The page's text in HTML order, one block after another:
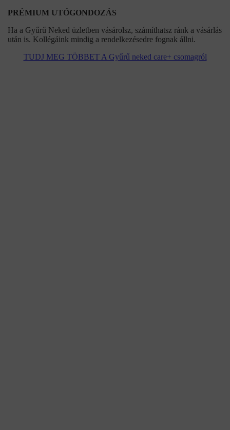
PRÉMIUM UTÓGONDOZÁS
Ha a Gyűrű Neked üzletben vásárolsz, számíthatsz ránk a vásárlás
után is. Kollégáink mindig a rendelkezésedre fognak állni.
TUDJ MEG TÖBBET A Gyűrű neked care+ csomagról